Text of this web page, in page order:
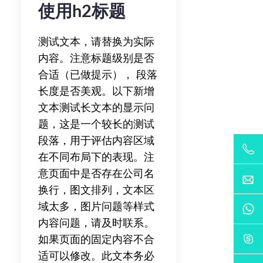
使用h2标题
测试文本，请替换为实际
内容。注意标题级别是否
合适（已做提示）， 段落
长度是否美观。以下新增
文本测试长文本的显示问
题，这是一个较长的测试
段落，用于评估内容区域
在不同布局下的表现。注
意页面中是否存在公司名
换行，图文排列，文本区
域太多，图片问题等样式
内容问题，请及时联系。
如果页面的固定内容不合
适可以修改。此文本务必